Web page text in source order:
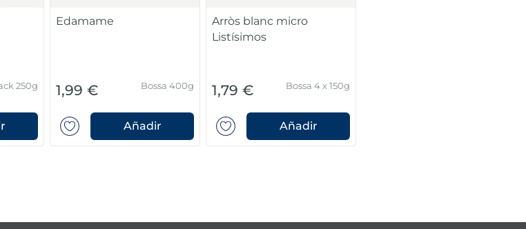
250g
Edamame
1,99 € Bossa 400g
Añadir
Arròs blanc micro
Listísimos
1,79 € Bossa 4 x 150g
Añadir